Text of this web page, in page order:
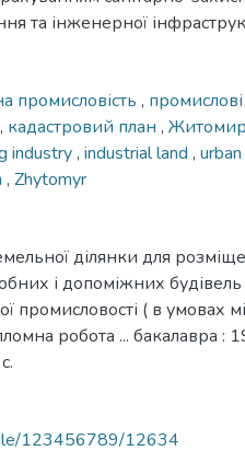
та інженерної
промисловість ,
, кадастровий план , Житомир
industry, industrial land ,
, Zhytomyr
ділянки для
і допоміжних
промисловості ( в умовах
робота ... бакалавра :
123456789/12634